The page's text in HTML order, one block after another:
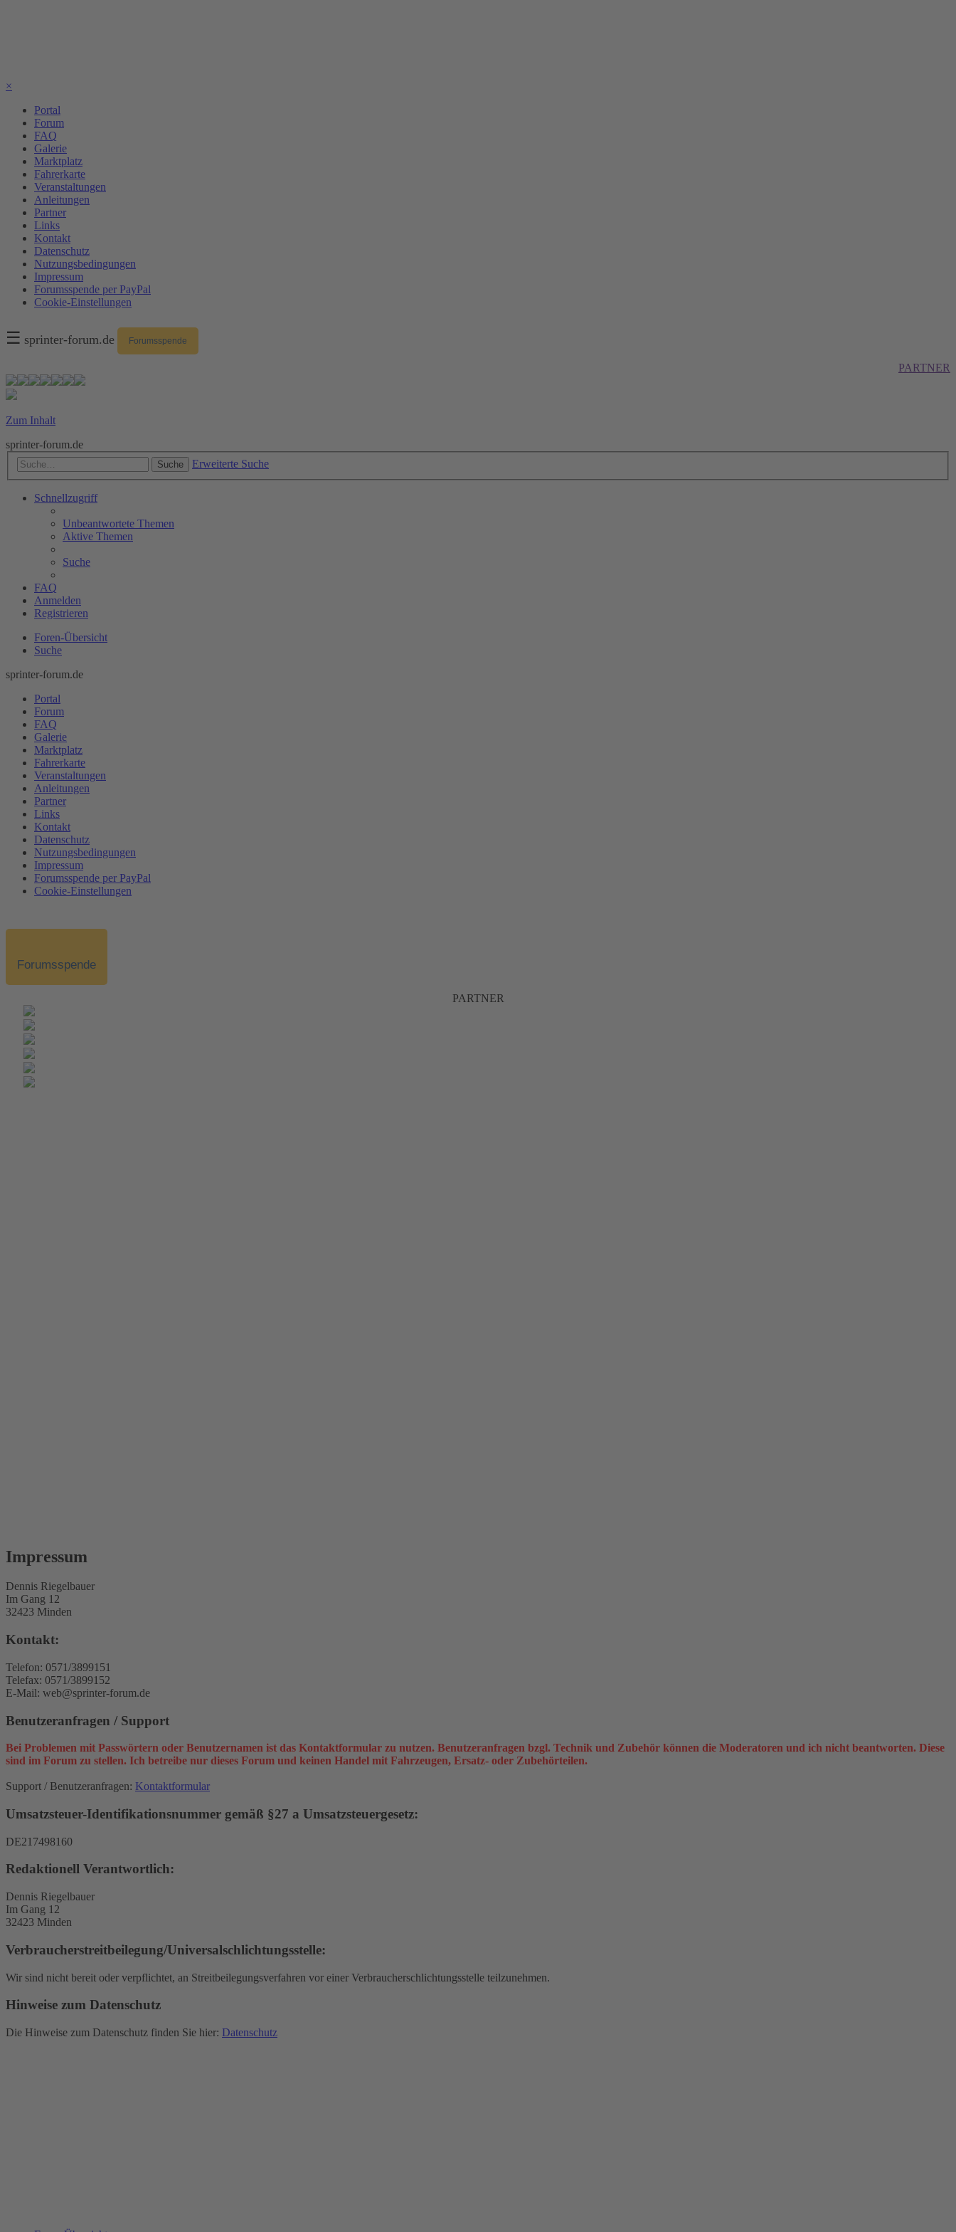
×
Portal
Forum
FAQ
Galerie
Marktplatz
Fahrerkarte
Veranstaltungen
Anleitungen
Partner
Links
Kontakt
Datenschutz
Nutzungsbedingungen
Impressum
Forumsspende per PayPal
Cookie-Einstellungen
☰ sprinter-forum.de Forumsspende
PARTNER
Zum Inhalt
sprinter-forum.de
Suche Erweiterte Suche
Schnellzugriff
Unbeantwortete Themen
Aktive Themen
Suche
FAQ
Anmelden
Registrieren
Foren-Übersicht
Suche
sprinter-forum.de
Portal
Forum
FAQ
Galerie
Marktplatz
Fahrerkarte
Veranstaltungen
Anleitungen
Partner
Links
Kontakt
Datenschutz
Nutzungsbedingungen
Impressum
Forumsspende per PayPal
Cookie-Einstellungen
Forumsspende
PARTNER
Impressum
Dennis Riegelbauer
Im Gang 12
32423 Minden
Kontakt:
Telefon: 0571/3899151
Telefax: 0571/3899152
E-Mail: web@sprinter-forum.de
Benutzeranfragen / Support
Bei Problemen mit Passwörtern oder Benutzernamen ist das Kontaktformular zu nutzen. Benutzeranfragen bzgl. Technik und Zubehör können die Moderatoren und ich nicht beantworten. Diese
sind im Forum zu stellen. Ich betreibe nur dieses Forum und keinen Handel mit Fahrzeugen, Ersatz- oder Zubehörteilen.
Support / Benutzeranfragen: Kontaktformular
Umsatzsteuer-Identifikationsnummer gemäß §27 a Umsatzsteuergesetz:
DE217498160
Redaktionell Verantwortlich:
Dennis Riegelbauer
Im Gang 12
32423 Minden
Verbraucher­streit­beilegung/Universal­schlichtungs­stelle:
Wir sind nicht bereit oder verpflichtet, an Streitbeilegungsverfahren vor einer Verbraucherschlichtungsstelle teilzunehmen.
Hinweise zum Datenschutz
Die Hinweise zum Datenschutz finden Sie hier: Datenschutz